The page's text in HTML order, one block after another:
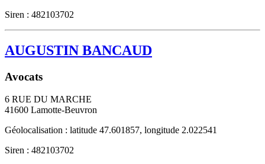
Siren : 482103702
AUGUSTIN BANCAUD
Avocats
6 RUE DU MARCHE
41600 Lamotte-Beuvron
Géolocalisation : latitude 47.601857, longitude 2.022541
Siren : 482103702